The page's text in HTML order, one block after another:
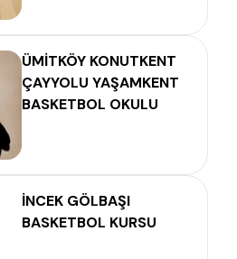
ÜMİTKÖY KONUTKENT
ÇAYYOLU YAŞAMKENT
BASKETBOL OKULU
İNCEK GÖLBAŞI
BASKETBOL KURSU